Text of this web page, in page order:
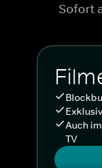
Sofort
Auch
TV